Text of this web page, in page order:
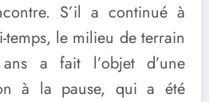
S’il a continué à
temps, le milieu de terrain
a fait l’objet d’une
à la pause, qui a été